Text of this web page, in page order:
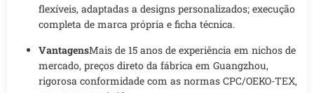
flexíveis, adaptadas a designs personalizados; execução
completa de marca própria e ficha técnica.
VantagensMais de 15 anos de experiência em nichos de
mercado, preços direto da fábrica em Guangzhou,
rigorosa conformidade com as normas CPC/OEKO-TEX,